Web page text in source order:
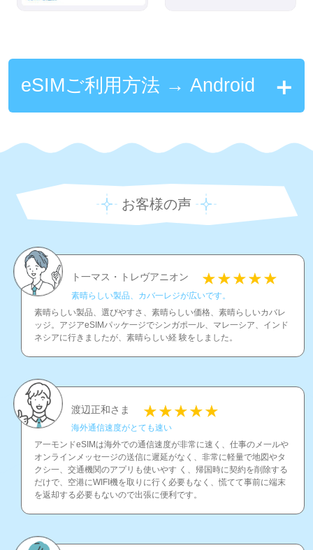
eSIMご利用方法 → Android
お客様の声
ト一マス・トレヴアニオン
素晴らしい製品、カバ一レジが広いです。
素晴らしい製品、選びやすさ、素晴らしい価格、素晴らしいカバレ
ッジ。アジアeSIMパッケ一ジでシンガポ一ル、マレ一シア、インド
ネシアに行きましたが、素晴らしい経 験をしました。
渡辺正和さま
海外通信速度がとても速い
ア一モンドeSIMは海外での通信速度が非常に速く、仕事のメ一ルや
オンラインメッセ一ジの送信に遲延がなく、非常に軽量で地図やタ
クシ一、交通機関のアプリも使いやす く、帰国時に契約を削除する
だけで、空港にWIFI機を取りに行く必要もなく、慌てて事前に端末
を返却する必要もないので出張に便利です。